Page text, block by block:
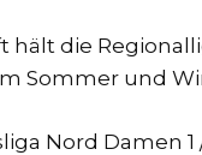
hält die
Sommer und
Nord Damen